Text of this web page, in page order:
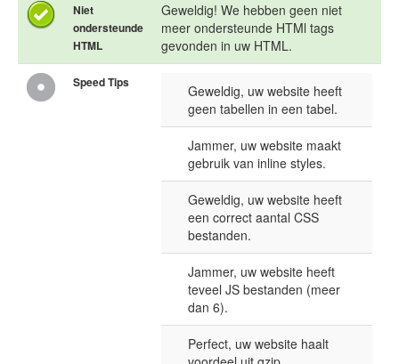
Niet
ondersteunde
HTML
Geweldig! We hebben geen niet
meer ondersteunde HTMl tags
gevonden in uw HTML.
Speed Tips
Geweldig, uw website heeft
geen tabellen in een tabel.
Jammer, uw website maakt
gebruik van inline styles.
Geweldig, uw website heeft
een correct aantal CSS
bestanden.
Jammer, uw website heeft
teveel JS bestanden (meer
dan 6).
Perfect, uw website haalt